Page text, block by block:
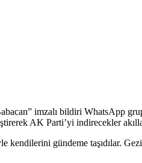
imzalı bildiri WhatsApp
AK Parti’yi indirecekler
kendilerini gündeme taşıdılar.